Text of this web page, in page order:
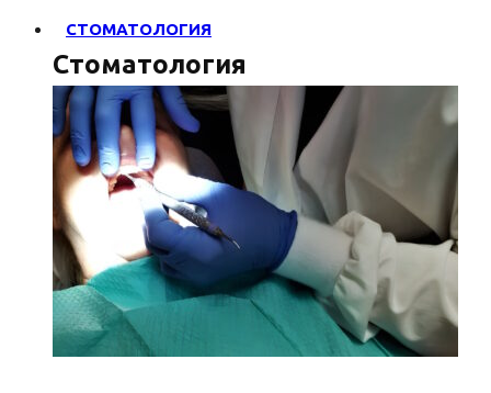
СТОМАТОЛОГИЯ
Стоматология